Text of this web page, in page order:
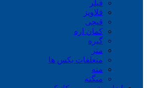
فیلر
قلاویز
قیچی
کمان اره
گیره
متر
متعلقات بکس ها
مته
منگنه